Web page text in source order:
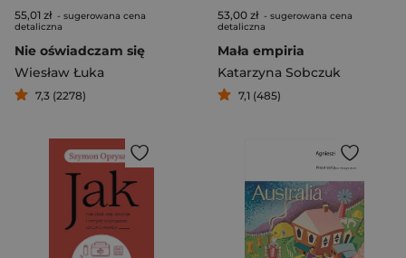
55,01 zł - sugerowana cena
detaliczna
Nie oświadczam się
Wiesław Łuka
7,3 (2278)
53,00 zł - sugerowana cena
detaliczna
Mała empiria
Katarzyna Sobczuk
7,1 (485)